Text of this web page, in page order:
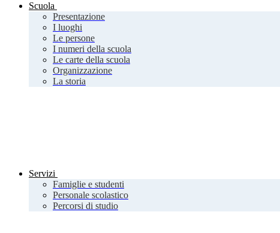
Scuola
Presentazione
I luoghi
Le persone
I numeri della scuola
Le carte della scuola
Organizzazione
La storia
Servizi
Famiglie e studenti
Personale scolastico
Percorsi di studio